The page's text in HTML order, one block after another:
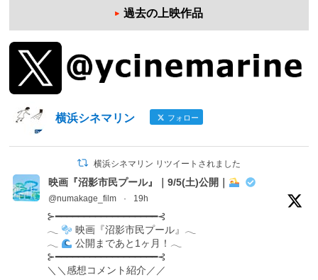
過去の上映作品
横浜シネマリン フォロー
横浜シネマリン リツイートされました
映画『沼影市民プール』｜9/5(土)公開｜
@numakage_film · 19h
⊱━━━━━━━━━━━━━━━━━━⊰
𓂃
映画『沼影市民プール』𓂃
𓂃
公開まであと1ヶ月！𓂃
⊱━━━━━━━━━━━━━━━━━━⊰
＼＼感想コメント紹介／／